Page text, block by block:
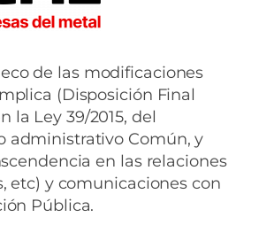
de las modificaciones
(Disposición Final
la Ley 39/2015, del
administrativo Común, y
en las relaciones
etc) y comunicaciones con
Pública.